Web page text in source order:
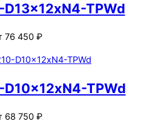
TPWd
76 450 ₽
TPWd
68 750 ₽